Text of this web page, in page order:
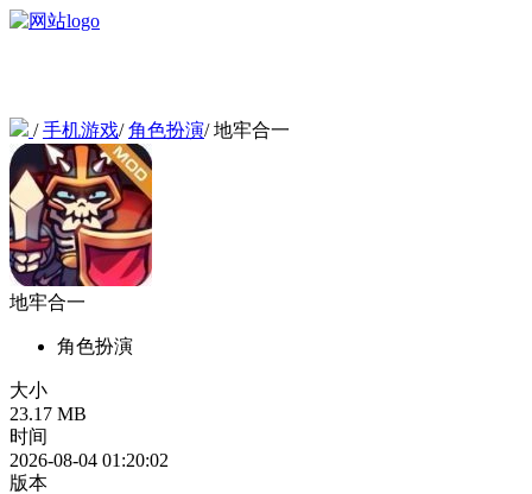
/手机游戏/角色扮演/地牢合一
地牢合一
角色扮演
大小
23.17 MB
时间
2026-08-04 01:20:02
版本